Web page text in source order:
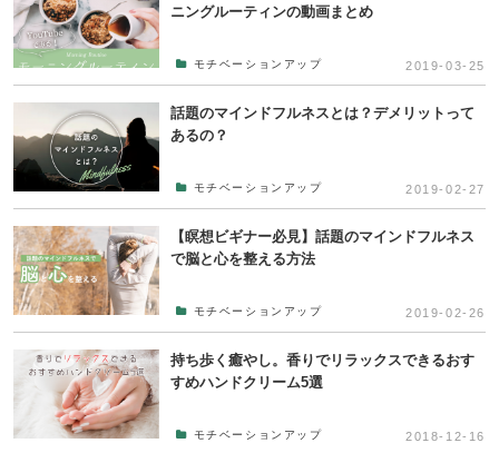
ニングルーティンの動画まとめ
モチベーションアップ 2019-03-25
話題のマインドフルネスとは？デメリットって
あるの？
モチベーションアップ 2019-02-27
【瞑想ビギナー必見】話題のマインドフルネス
で脳と心を整える方法
モチベーションアップ 2019-02-26
持ち歩く癒やし。香りでリラックスできるおす
すめハンドクリーム5選
モチベーションアップ 2018-12-16